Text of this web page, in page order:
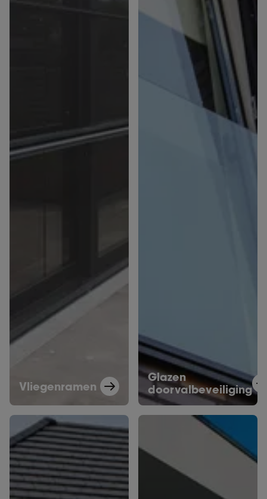
Vliegenramen
Glazen
doorvalbeveiliging